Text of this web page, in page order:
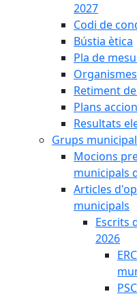
2027
Codi de
Bústia ètica
Pla de
Retiment
Plans
Resultats
Grups
Mocions
municipals
Articles
municipals
Escrits
2026